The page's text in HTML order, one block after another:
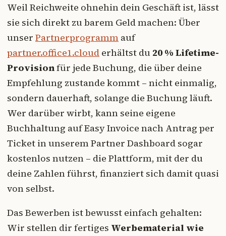
Weil Reichweite ohnehin dein Geschäft ist, lässt
sie sich direkt zu barem Geld machen: Über
unser Partnerprogramm auf
partner.office1.cloud erhältst du 20 % Lifetime-
Provisionfür jede Buchung, die über deine
Empfehlung zustande kommt – nicht einmalig,
sondern dauerhaft, solange die Buchung läuft.
Wer darüber wirbt, kann seine eigene
Buchhaltung auf Easy Invoice nach Antrag per
Ticket in unserem Partner Dashboard sogar
kostenlos nutzen – die Plattform, mit der du
deine Zahlen führst, finanziert sich damit quasi
von selbst.
Das Bewerben ist bewusst einfach gehalten:
Wir stellen dir fertiges Werbematerial wie